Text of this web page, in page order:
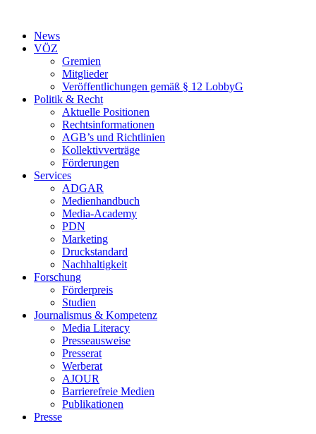
springenNews
VÖZ
Gremien
Mitglieder
Veröffentlichungen gemäß § 12 LobbyG
Politik & Recht
Aktuelle Positionen
Rechtsinformationen
AGB’s und Richtlinien
Kollektivverträge
Förderungen
Services
ADGAR
Medienhandbuch
Media-Academy
PDN
Marketing
Druckstandard
Nachhaltigkeit
Forschung
Förderpreis
Studien
Journalismus & Kompetenz
Media Literacy
Presseausweise
Presserat
Werberat
AJOUR
Barrierefreie Medien
Publikationen
Presse